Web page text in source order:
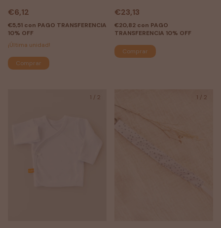
€6,12
€5,51 con PAGO TRANSFERENCIA
10% OFF
¡Última unidad!
€23,13
€20,82 con PAGO
TRANSFERENCIA 10% OFF
Comprar
1 / 2 1 / 2